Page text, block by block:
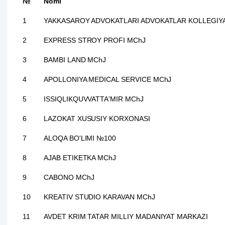
1 YAKKASAROY ADVOKATLARI ADVOKATLAR
2 EXPRESS STROY PROFI MChJ
3 BAMBI LAND MChJ
4 APOLLONIYA MEDICAL SERVICE MChJ
5 ISSIQLIKQUVVATTA'MIR MChJ
6 LAZOKAT XUSUSIY KORXONASI
7 ALOQA BO'LIMI №100
8 AJAB ETIKETKA MChJ
9 CABONO MChJ
10 KREATIV STUDIO KARAVAN MChJ
11 AVDET KRIM TATAR MILLIY MADANIYAT MARKAZI